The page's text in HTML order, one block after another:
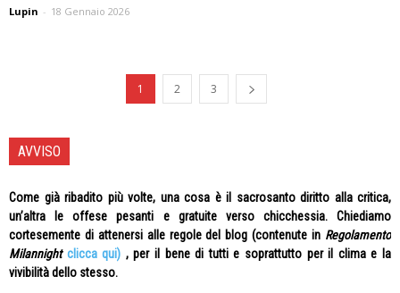
Lupin - 18 Gennaio 2026
1 2 3
AVVISO
Come già ribadito più volte, una cosa è il sacrosanto diritto alla critica,
un’altra le offese pesanti e gratuite verso chicchessia. Chiediamo
cortesemente di attenersi alle regole del blog (contenute in Regolamento
Milannight clicca qui) , per il bene di tutti e soprattutto per il clima e la
vivibilità dello stesso.